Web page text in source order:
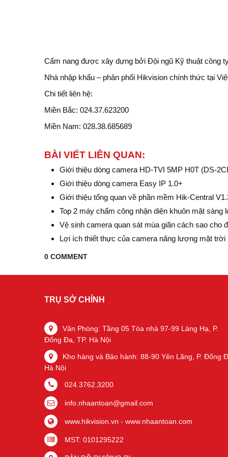
Cẩm nang được xây dựng bởi Đội ngũ Kỹ thuật công
Nhà nhập khẩu – phân phối Hikvision chính thức tại
Chi tiết liên hệ:
Miền Bắc: 024.37.623200
Miền Nam: 028.38.685689
BÀI VIẾT LIÊN QUAN:
Giới thiệu dòng camera HD-TVI 5MP H0T (DS-
Giới thiệu dòng camera Easy IP 1.0+
Giới thiệu tổng quan về phần mềm Hik-Central
Top 2 máy chấm công nhận diện khuôn mặt sàng
Vệ sinh camera quan sát mùa giãn cách sao cho
Lợi ích thiết thực của camera năng lượng mặt trời
0 COMMENT
TRỤ SỞ CHÍNH
Văn Phòng: Tầng 05 Tòa nhà 97-99 Láng Hạ, P.
Đống Đa, TP. Hà Nội
Kho hàng và Bảo hành: 88-90 Yên Lãng, P. Đống
Hà Nội
024.3762.3200
info.nhaantoan@gmail.com
www.hikvision.vn - www.nhaantoan.com
MST: 0101295222